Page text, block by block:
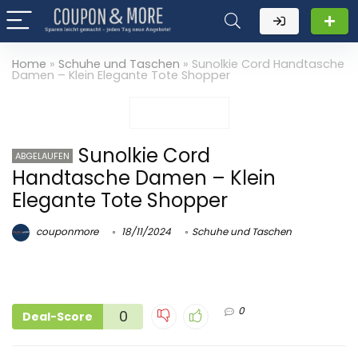
Home » Schuhe und Taschen » Sunolkie Cord Handtasche
Damen – Klein Elegante Tote Shopper
ABGELAUFEN
Sunolkie Cord
Handtasche Damen – Klein
Elegante Tote Shopper
couponmore 18/11/2024 Schuhe und Taschen
Deal-Score 0 0